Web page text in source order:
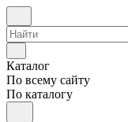
Каталог
По всему сайту
По каталогу